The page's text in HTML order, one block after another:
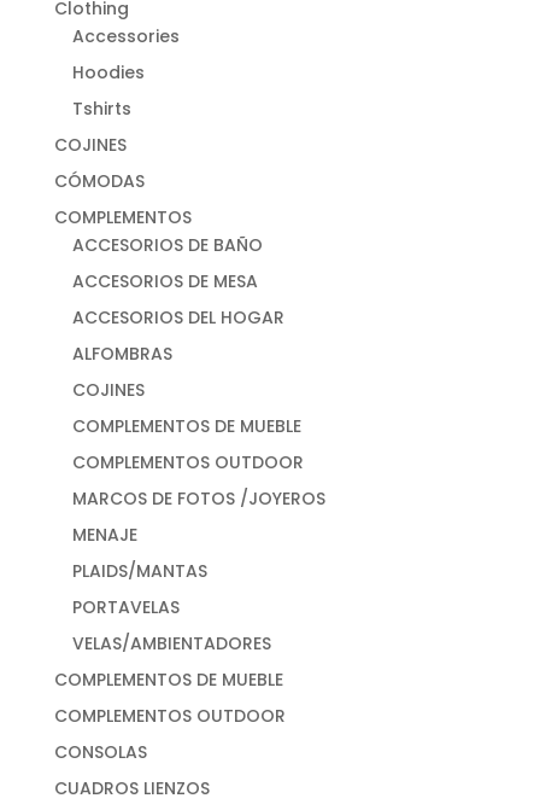
Clothing
Accessories
Hoodies
Tshirts
COJINES
CÓMODAS
COMPLEMENTOS
ACCESORIOS DE BAÑO
ACCESORIOS DE MESA
ACCESORIOS DEL HOGAR
ALFOMBRAS
COJINES
COMPLEMENTOS DE MUEBLE
COMPLEMENTOS OUTDOOR
MARCOS DE FOTOS /JOYEROS
MENAJE
PLAIDS/MANTAS
PORTAVELAS
VELAS/AMBIENTADORES
COMPLEMENTOS DE MUEBLE
COMPLEMENTOS OUTDOOR
CONSOLAS
CUADROS LIENZOS